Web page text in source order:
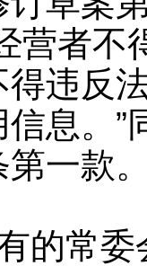
营者不
得违反
息。”
第一款
常委